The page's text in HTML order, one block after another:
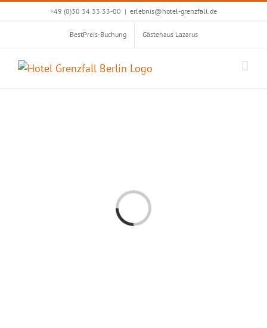
Inhalt
+49 (0)30 34 33 33-00 | erlebnis@hotel-grenzfall.de
BestPreis-Buchung Gästehaus Lazarus
Loading...